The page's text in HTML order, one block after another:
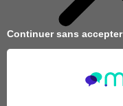
Continuer sans accepter